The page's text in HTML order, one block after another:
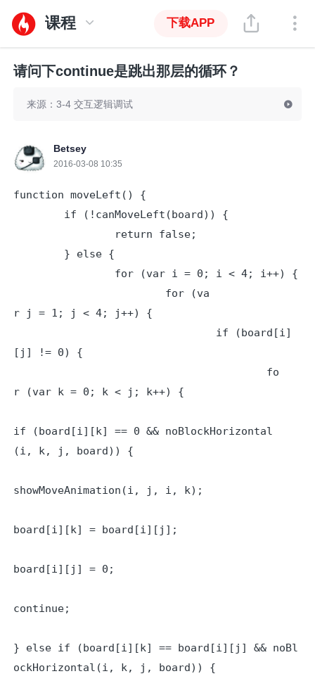
课程 下载APP
请问下continue是跳出那层的循环？
来源：3-4 交互逻辑调试
Betsey
2016-03-08 10:35
function moveLeft() {
r j = 1; j < 4; j++) {
[j] != 0) {
r (var k = 0; k < j; k++) {
if (board[i][k] == 0 && noBlockHorizontal
(i, k, j, board)) {
showMoveAnimation(i, j, i, k);
board[i][k] = board[i][j];
board[i][j] = 0;
continue;
} else if (board[i][k] == board[i][j] && noBl
ockHorizontal(i, k, j, board)) {